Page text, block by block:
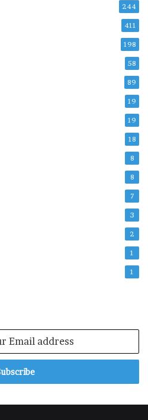
244
411
198
58
89
19
19
18
8
8
7
3
2
1
1